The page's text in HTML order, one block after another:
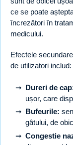
ce se poate
încrezători în
medicului.
Efectele
de utilizatori includ:
Dureri de
ușor, care
Bufeurile:
gâtului, de
Congestie